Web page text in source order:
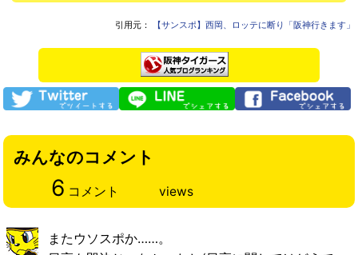
引用元： 【サンスポ】西岡、ロッテに断り「阪神行きます」
みんなのコメント
6 コメント views
またウソスポか……。